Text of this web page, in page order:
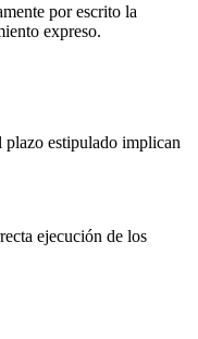
por escrito la
expreso.
estipulado implican
ejecución de los